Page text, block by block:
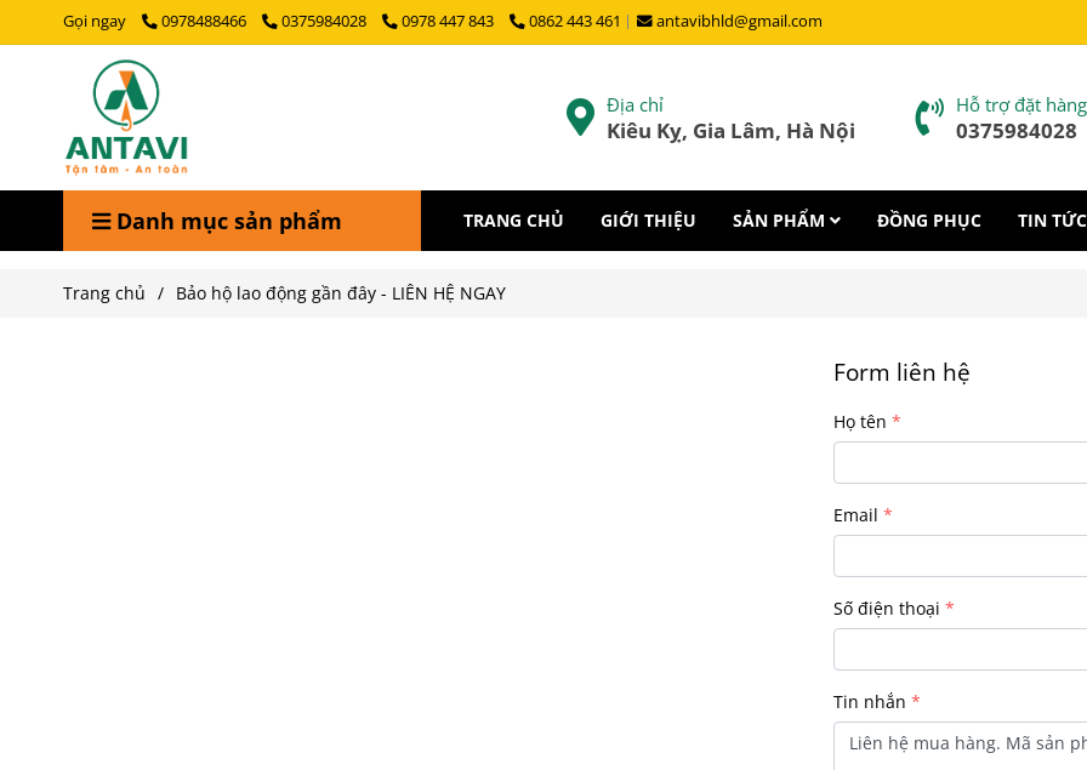
Gọi ngay 0978488466 0375984028 0978 447 843 0862 443 461 antavibhld@gmail.com
Địa chỉ
Kiêu Kỵ, Gia Lâm, Hà Nội
Hỗ trợ đặt hàng
0375984028
Danh mục sản phẩm TRANG CHỦ GIỚI THIỆU SẢN PHẨM ĐỒNG PHỤC TIN TỨC
Trang chủ / Bảo hộ lao động gần đây - LIÊN HỆ NGAY
Form liên hệ
Họ tên
Email
Số điện thoại
Tin nhắn